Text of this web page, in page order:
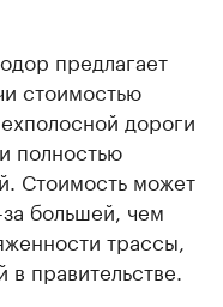
предлагает
стоимостью
дороги
полностью
Стоимость может
большей, чем
трассы,
в правительстве.